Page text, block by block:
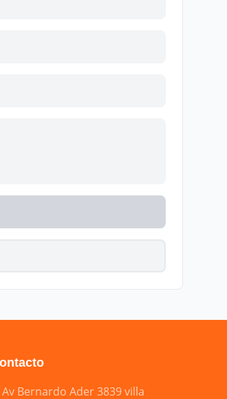
Av Bernardo Ader 3839 villa